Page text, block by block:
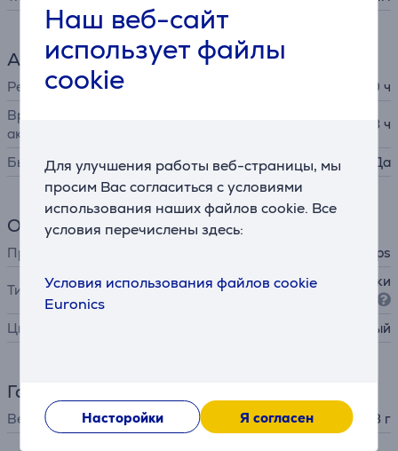
Наш веб-сайт
использует файлы
cookie
Для улучшения работы веб-страницы, мы
просим Вас согласиться с условиями
использования наших файлов cookie. Все
условия перечислены здесь:
Условия использования файлов cookie
Euronics
Насторойки Я согласен
Аккумулятор
Ресурс аккумулятора до
30 ч
Время зарядки
аккумулятора
3 ч
Быстрая зарядка Да
Общий параметр
Производитель Philips
Тип
полноразмерные наушники
Цвет
черный
Габариты
Вес 153 г